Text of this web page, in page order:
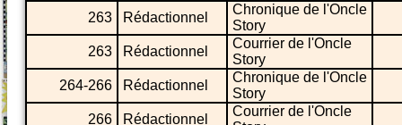
263
Rédactionnel
Chronique de l'Oncle
Story
263
Rédactionnel
Courrier de l'Oncle
Story
264-266
Rédactionnel
Chronique de l'Oncle
Story
266
Rédactionnel
Courrier de l'Oncle